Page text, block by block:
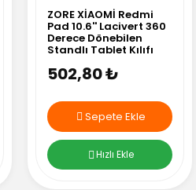
ZORE XİAOMİ Redmi
Pad 10.6'' Lacivert 360
Derece Dönebilen
Standlı Tablet Kılıfı
502,80 ₺
Sepete Ekle
Hızlı Ekle